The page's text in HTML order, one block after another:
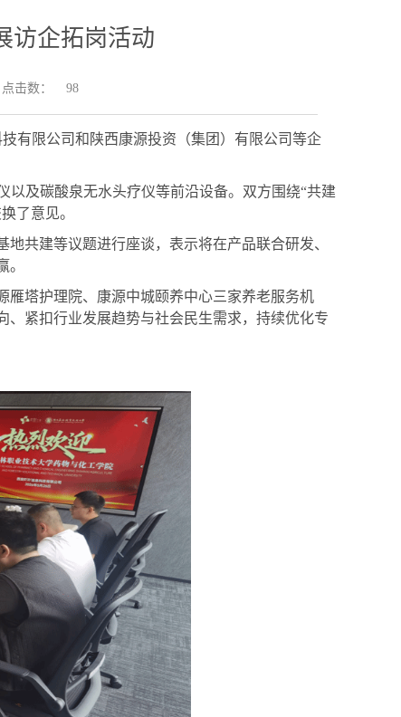
访企拓岗活动
点击数： 98
有限公司和 陕西康源投资（集团）有限公司等企
以及碳酸泉无水头疗仪等前沿设备。双方围绕“共建
了意见。
地共建等议题进行座谈， 表示将在产品联合研发、
。
雁塔护理院、康源中城颐养中心三家养老服务机
紧扣行业发展趋势与社会民生需求，持续优化专